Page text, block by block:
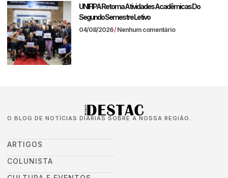
UNIFIPA Retoma Atividades Acadêmicas Do
Segundo Semestre Letivo
04/08/2026 Nenhum comentário
O BLOG DE NOTÍCIAS DIÁRIAS SOBRE A NOSSA REGIÃO.
ARTIGOS
COLUNISTA